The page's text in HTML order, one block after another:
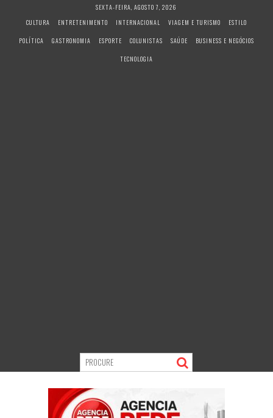
SEXTA-FEIRA, AGOSTO 7, 2026
CULTURA
ENTRETENIMENTO INTERNACIONAL VIAGEM E TURISMO
ESTILO
POLÍTICA
GASTRONOMIA ESPORTE COLUNISTAS SAÚDE
BUSINESS E NEGÓCIOS
TECNOLOGIA